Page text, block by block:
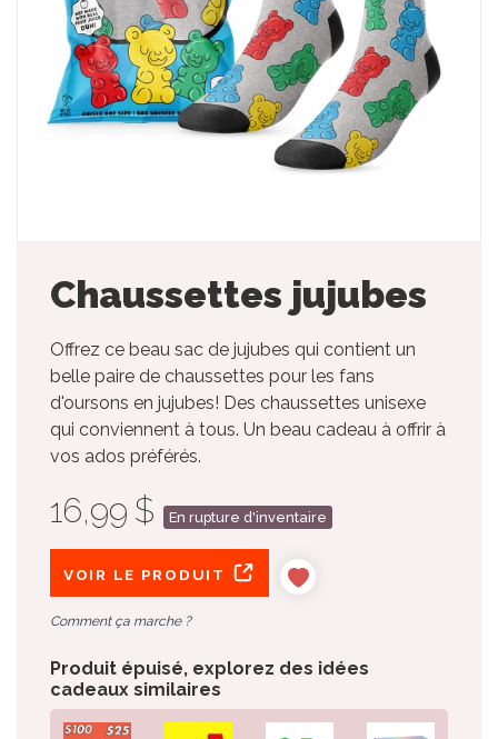
Chaussettes jujubes
Offrez ce beau sac de jujubes qui contient un
belle paire de chaussettes pour les fans
d'oursons en jujubes! Des chaussettes unisexe
qui conviennent à tous. Un beau cadeau à offrir à
vos ados préférés.
16,99 $ En rupture d'inventaire
VOIR LE PRODUIT
Comment ça marche ?
Produit épuisé, explorez des idées
cadeaux similaires